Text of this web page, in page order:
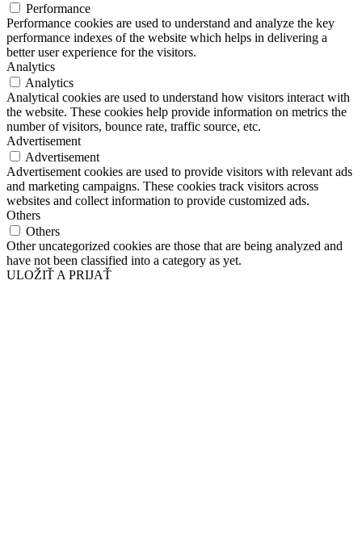
Performance
Performance cookies are used to understand and analyze the key
performance indexes of the website which helps in delivering a
better user experience for the visitors.
Analytics
Analytics
Analytical cookies are used to understand how visitors interact with
the website. These cookies help provide information on metrics the
number of visitors, bounce rate, traffic source, etc.
Advertisement
Advertisement
Advertisement cookies are used to provide visitors with relevant ads
and marketing campaigns. These cookies track visitors across
websites and collect information to provide customized ads.
Others
Others
Other uncategorized cookies are those that are being analyzed and
have not been classified into a category as yet.
ULOŽIŤ A PRIJAŤ